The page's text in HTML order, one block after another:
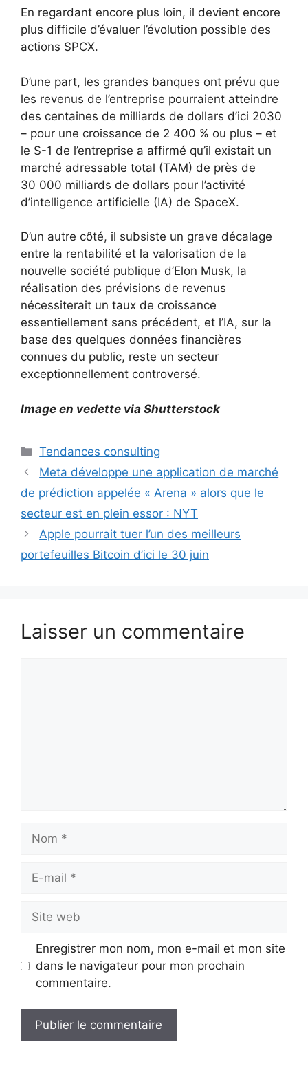
En regardant encore plus loin, il devient encore
plus difficile d’évaluer l’évolution possible des
actions SPCX.
D’une part, les grandes banques ont prévu que
les revenus de l’entreprise pourraient atteindre
des centaines de milliards de dollars d’ici 2030
– pour une croissance de 2 400 % ou plus – et
le S-1 de l’entreprise a affirmé qu’il existait un
marché adressable total (TAM) de près de
30 000 milliards de dollars pour l’activité
d’intelligence artificielle (IA) de SpaceX.
D’un autre côté, il subsiste un grave décalage
entre la rentabilité et la valorisation de la
nouvelle société publique d’Elon Musk, la
réalisation des prévisions de revenus
nécessiterait un taux de croissance
essentiellement sans précédent, et l’IA, sur la
base des quelques données financières
connues du public, reste un secteur
exceptionnellement controversé.
Image en vedette via Shutterstock
Catégories
Tendances consulting
Meta développe une application de marché
de prédiction appelée « Arena » alors que le
secteur est en plein essor : NYT
Apple pourrait tuer l’un des meilleurs
portefeuilles Bitcoin d’ici le 30 juin
Laisser un commentaire
mail
web
Enregistrer mon nom, mon e-mail et mon site
dans le navigateur pour mon prochain
commentaire.